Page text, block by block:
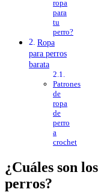
ropa
para
tu
perro?
Ropa
para perros
barata
Patrones
de
ropa
de
perro
a
crochet
¿Cuáles son
perros?